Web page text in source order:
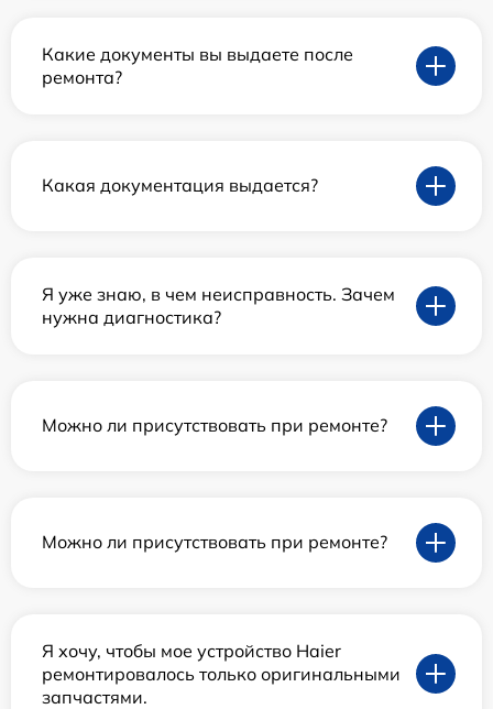
Какие документы вы выдаете после
ремонта?
Какая документация выдается?
Я уже знаю, в чем неисправность. Зачем
нужна диагностика?
Можно ли присутствовать при ремонте?
Можно ли присутствовать при ремонте?
Я хочу, чтобы мое устройство Haier
ремонтировалось только оригинальными
запчастями.